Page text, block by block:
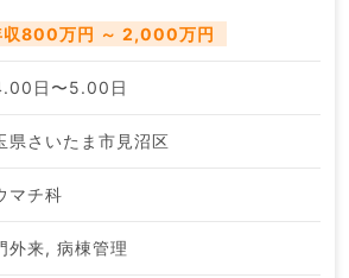
収800万円 ～ 2,000万円
日〜5.00日
県さいたま市見沼区
マチ科
外来, 病棟管理